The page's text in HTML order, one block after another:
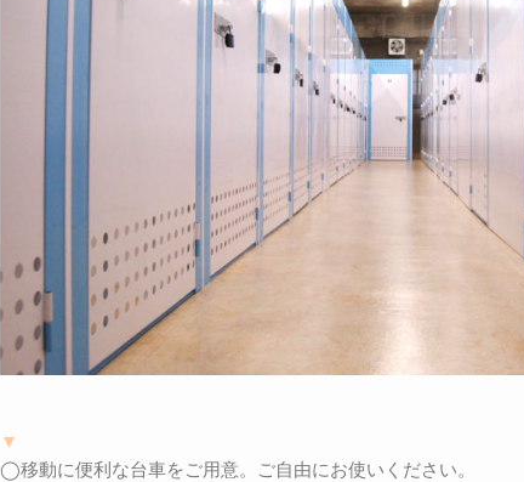
▼
◯移動に便利な台車をご用意。ご自由にお使いください。